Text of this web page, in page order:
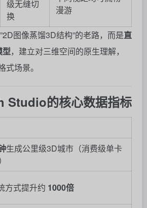
级无缝切
换
漫游
图像蒸馏3D结构”的老路，而是直
型，建立对三维空间的原生理解，
场景。
Studio的核心数据指标
生成公里级3D城市（消费级单卡
方式提升约 1000倍